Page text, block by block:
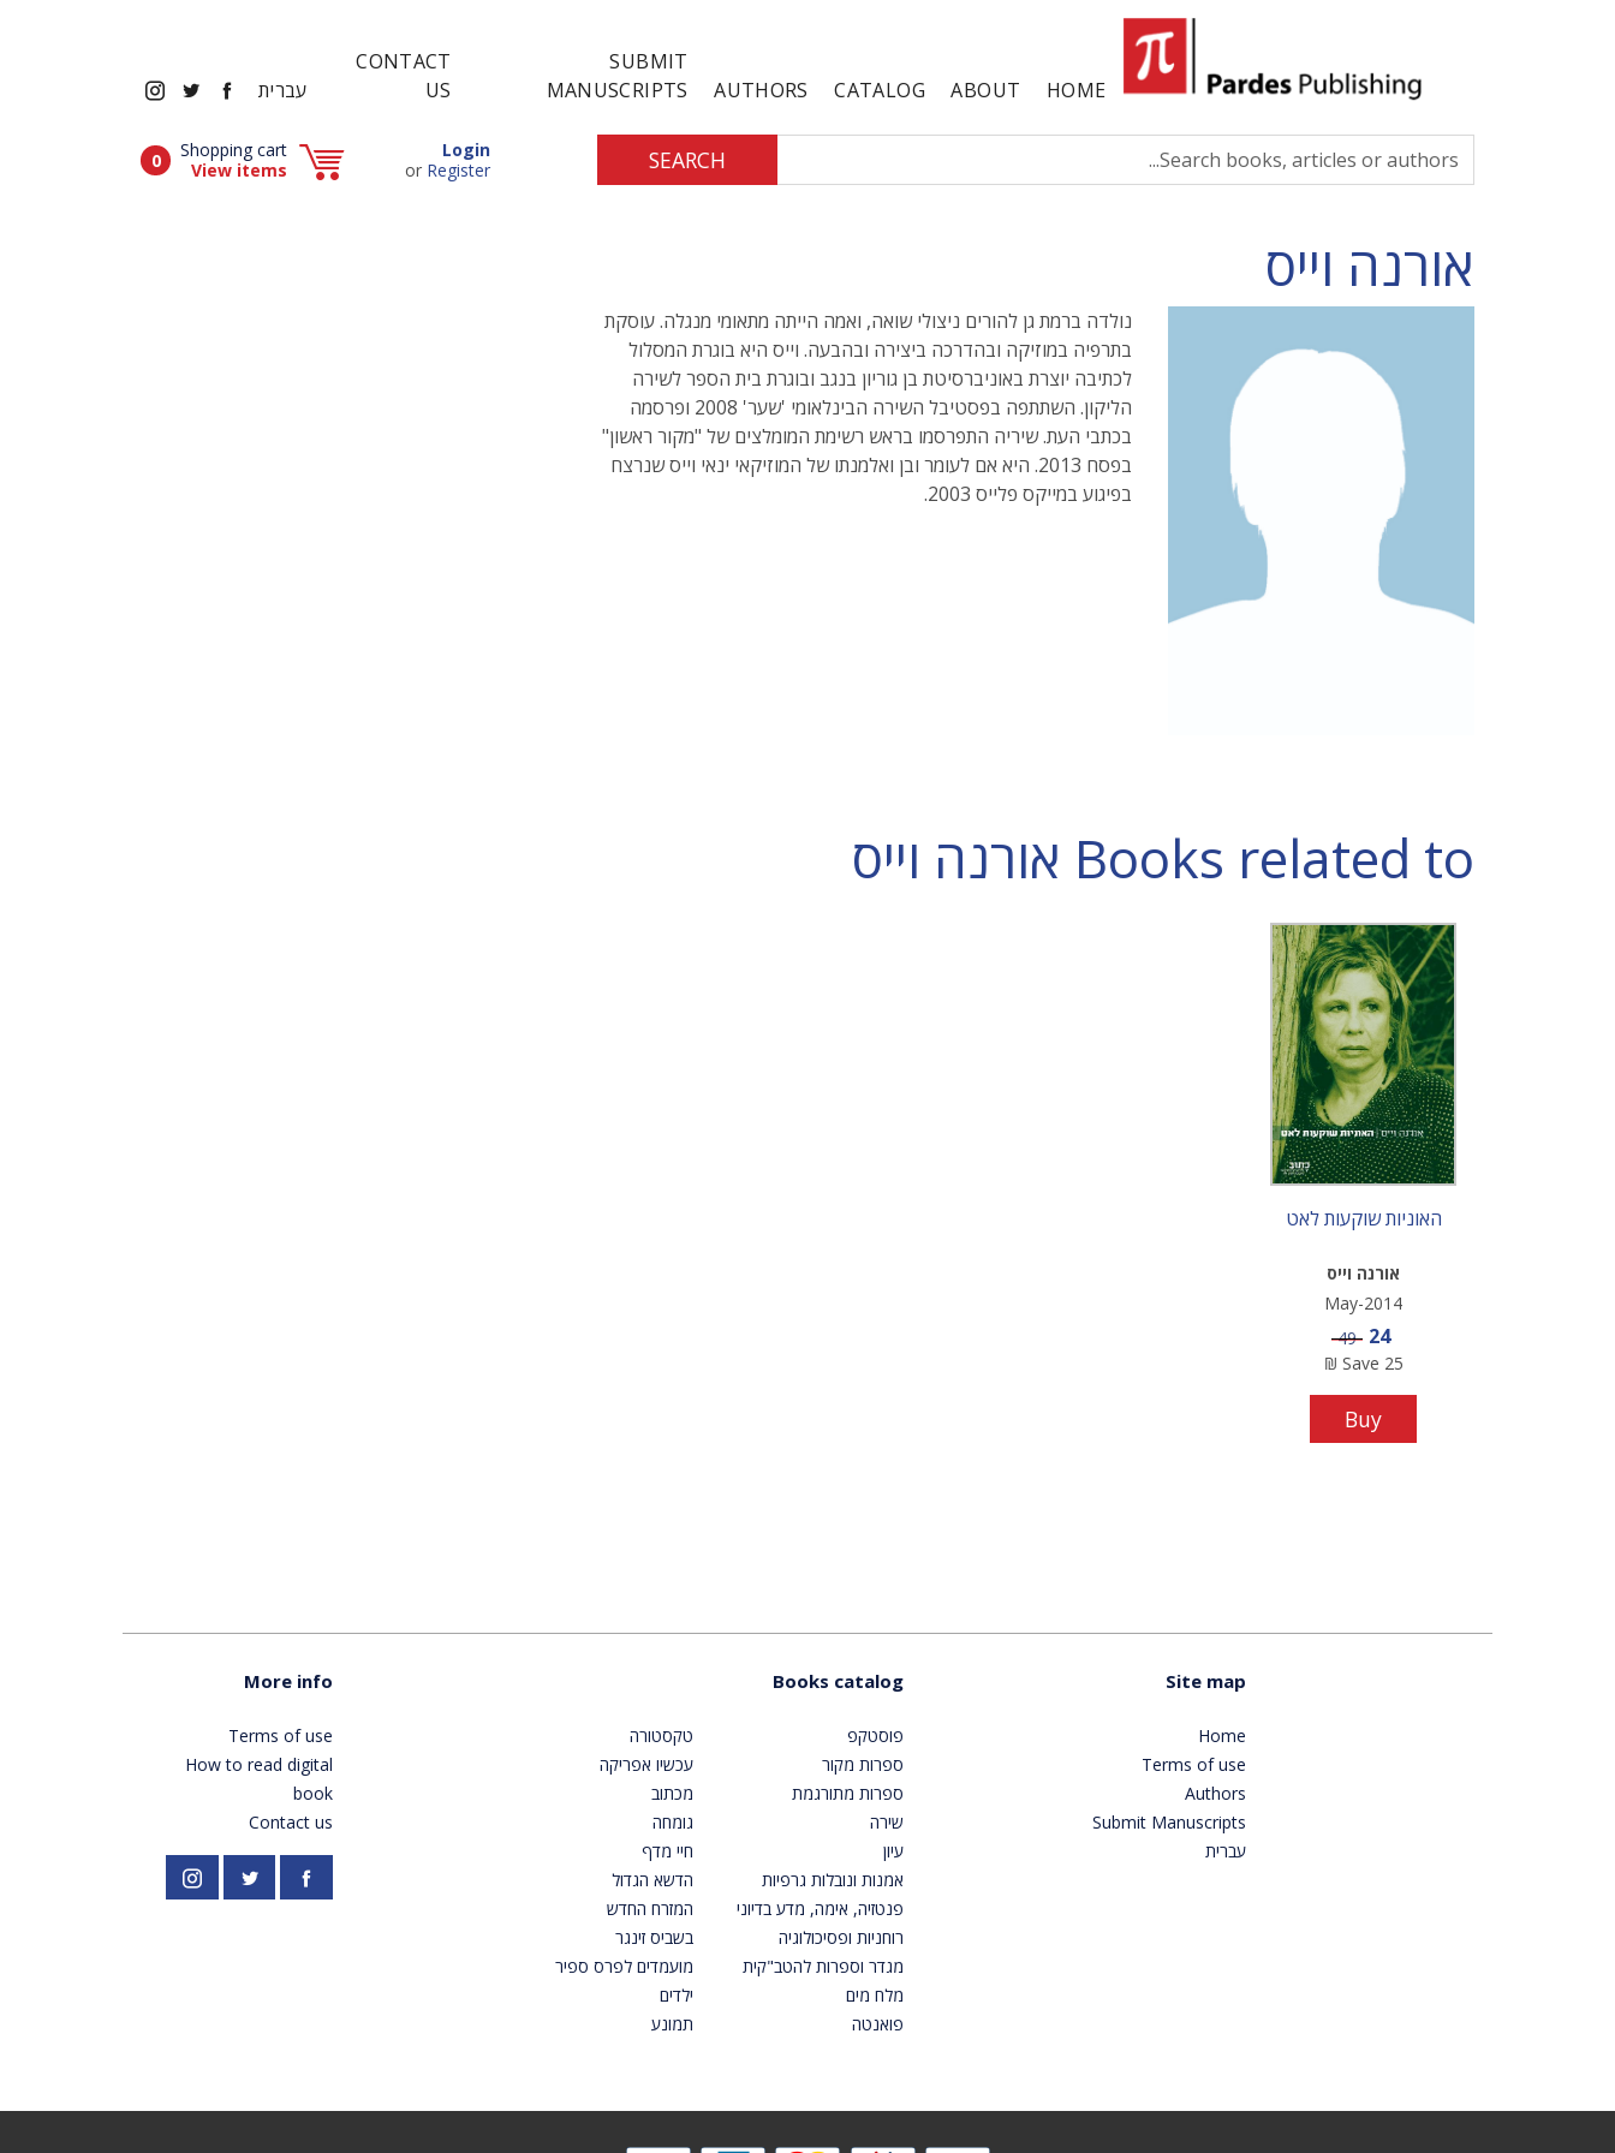
HOME
ABOUT
CATALOG
AUTHORS
SUBMIT
MANUSCRIPTS
CONTACT
US
עברית FACEBOOK
TWITTER
INSTAGRAM
SEARCH
Login
Popup window (Can be closed by ESCAPE key)
or Register
Popup window (Can be closed by ESCAPE key)
Shopping cart
View items
0
Items in cart
אורנה וייס
נולדה ברמת גן להורים ניצולי שואה, ואמה הייתה מתאומי מנגלה. עוסקת
בתרפיה במוזיקה ובהדרכה ביצירה ובהבעה. וייס היא בוגרת המסלול
לכתיבה יוצרת באוניברסיטת בן גוריון בנגב ובוגרת בית הספר לשירה
הליקון. השתתפה בפסטיבל השירה הבינלאומי 'שער' 2008 ופרסמה
בכתבי העת. שיריה התפרסמו בראש רשימת המומלצים של "מקור ראשון"
בפסח 2013. היא אם לעומר ובן ואלמנתו של המוזיקאי ינאי וייס שנרצח
בפיגוע במייקס פלייס 2003.
Books related to אורנה וייס
האוניות שוקעות לאט
אורנה וייס
May-2014
Sale price
24
Price
49
Save 25
₪
Buy
Site map
Home
Terms of use
Authors
Submit Manuscripts
עברית
Books catalog
פוסטקפ
ספרות מקור
ספרות מתורגמת
שירה
עיון
אמנות ונובלות גרפיות
פנטזיה, אימה, מדע בדיוני
רוחניות ופסיכולוגיה
מגדר וספרות להטב"קית
מלח מים
פואנטה
טקסטורה
עכשיו אפריקה
מכתוב
גומחה
חיי מדף
הדשא הגדול
המזרח החדש
בשביס זינגר
מועמדים לפרס ספיר
ילדים
תמונע
More info
Terms of use
How to read digital
book
Contact us
Facebook
PardesPublish
Instagram